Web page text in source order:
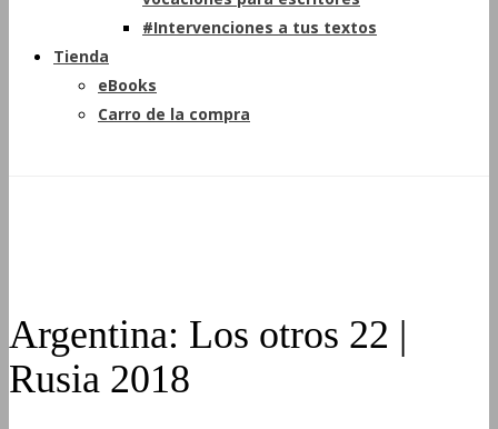
#Intervenciones a tus textos
Tienda
eBooks
Carro de la compra
Argentina: Los otros 22 |
Rusia 2018